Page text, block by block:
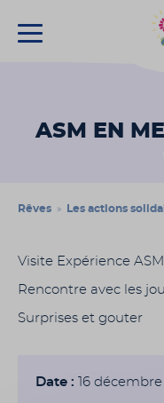
ASM EN
Rêves » Les actions
Visite Expérience ASM
Rencontre avec les
Surprises et gouter
Date : 16 décembre